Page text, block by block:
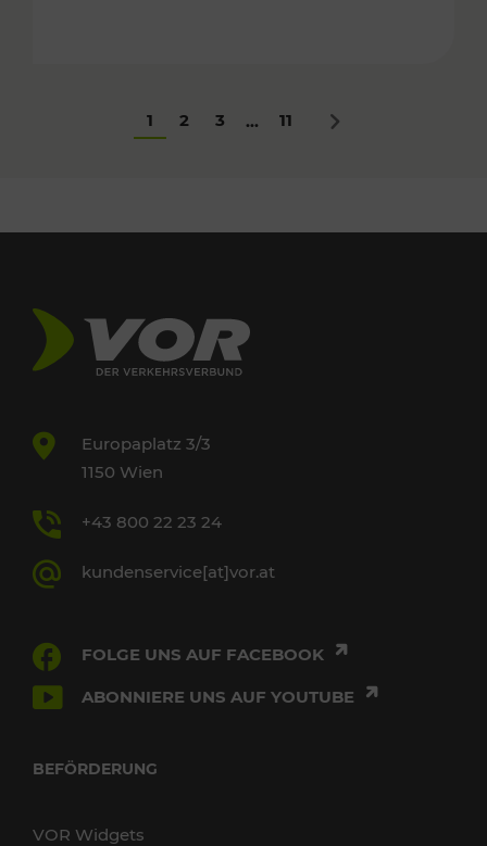
1 2 3 ... 11 Nächstes
Europaplatz 3/3
1150 Wien
+43 800 22 23 24
kundenservice[at]vor.at
FOLGE UNS AUF FACEBOOK
ABONNIERE UNS AUF YOUTUBE
BEFÖRDERUNG
VOR Widgets